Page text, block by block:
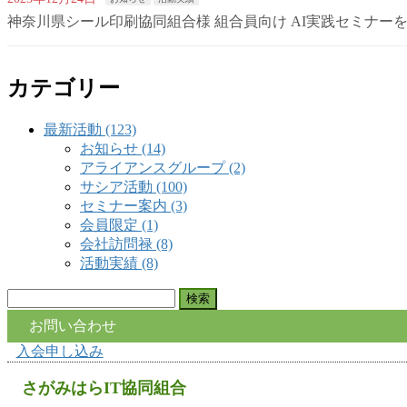
神奈川県シール印刷協同組合様 組合員向け AI実践セミナー
カテゴリー
最新活動 (123)
お知らせ (14)
アライアンスグループ (2)
サシア活動 (100)
セミナー案内 (3)
会員限定 (1)
会社訪問禄 (8)
活動実績 (8)
索:
お問い合わせ
入会申し込み
さがみはらIT協同組合